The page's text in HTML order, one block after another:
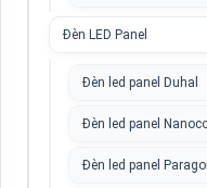
Đèn LED Panel
Đèn led panel Duhal
Đèn led panel
Đèn led panel